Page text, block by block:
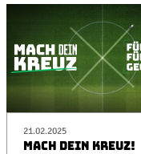
21.02.2025
MACH DEIN KREUZ!